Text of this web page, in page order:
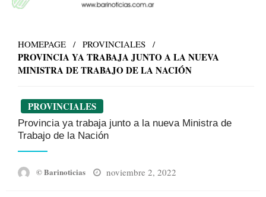
HOMEPAGE PROVINCIALES
PROVINCIA YA TRABAJA JUNTO A LA NUEVA
MINISTRA DE TRABAJO DE LA NACIÓN
PROVINCIALES
Provincia ya trabaja junto a la nueva Ministra de
Trabajo de la Nación
© Barinoticias
Posted
noviembre 2, 2022